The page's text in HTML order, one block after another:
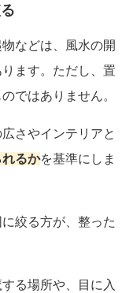
などは、風水の開
ます。ただし、置
ではありません。
さやインテリアと
るかを基準にしま
絞る方が、整った
る場所や、目に入